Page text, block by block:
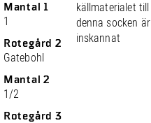
Mantal 1
1
Rotegård 2
Gatebohl
Mantal 2
1/2
Rotegård 3
källmaterialet till
denna socken är
inskannat